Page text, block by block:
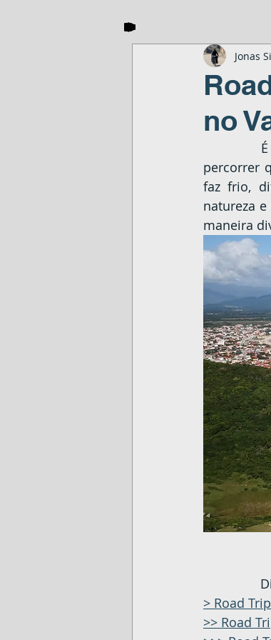
no
Jonas
percorrer
faz frio,
natureza
maneira
> Road
>> Road